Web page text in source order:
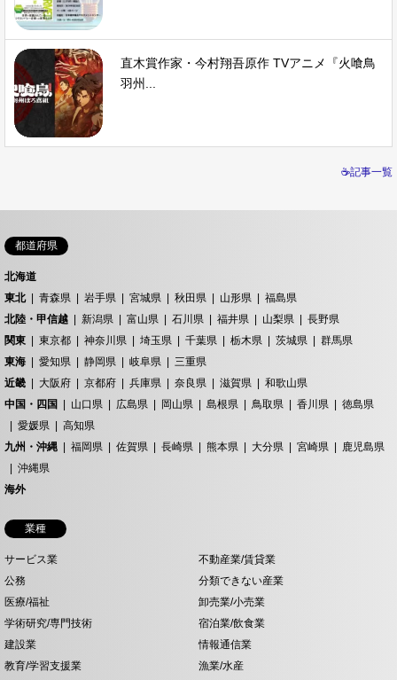
直木賞作家・今村翔吾原作 TVアニメ『火喰鳥
羽州...
☕記事一覧
都道府県
北海道
東北
青森県 岩手県 宮城県 秋田県 山形県
福島県
北陸・甲信越
新潟県 富山県 石川県 福井県 山梨県
長野県
関東
東京都 神奈川県 埼玉県 千葉県 栃木県 茨城県
群馬県
東海
愛知県 静岡県 岐阜県
三重県
近畿
大阪府 京都府 兵庫県 奈良県 滋賀県
和歌山県
中国・四国
山口県 広島県 岡山県 島根県 鳥取県 香川県
徳島県
愛媛県
高知県
九州・沖縄
福岡県 佐賀県 長崎県 熊本県 大分県 宮崎県
鹿児島県
沖縄県
海外
業種
サービス業
不動産業/賃貸業
公務
分類できない産業
医療/福祉
卸売業/小売業
学術研究/専門技術
宿泊業/飲食業
建設業
情報通信業
教育/学習支援業
漁業/水産